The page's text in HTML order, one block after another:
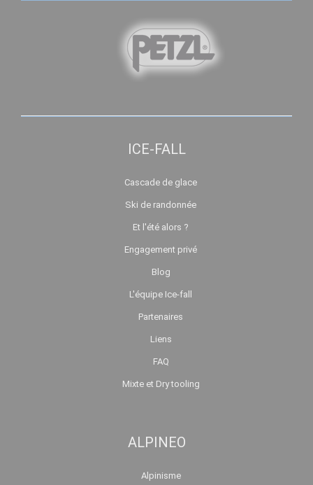
ICE-FALL
Cascade de glace
Ski de randonnée
Et l'été alors ?
Engagement privé
Blog
L'équipe Ice-fall
Partenaires
Liens
FAQ
Mixte et Dry tooling
ALPINEO
Alpinisme